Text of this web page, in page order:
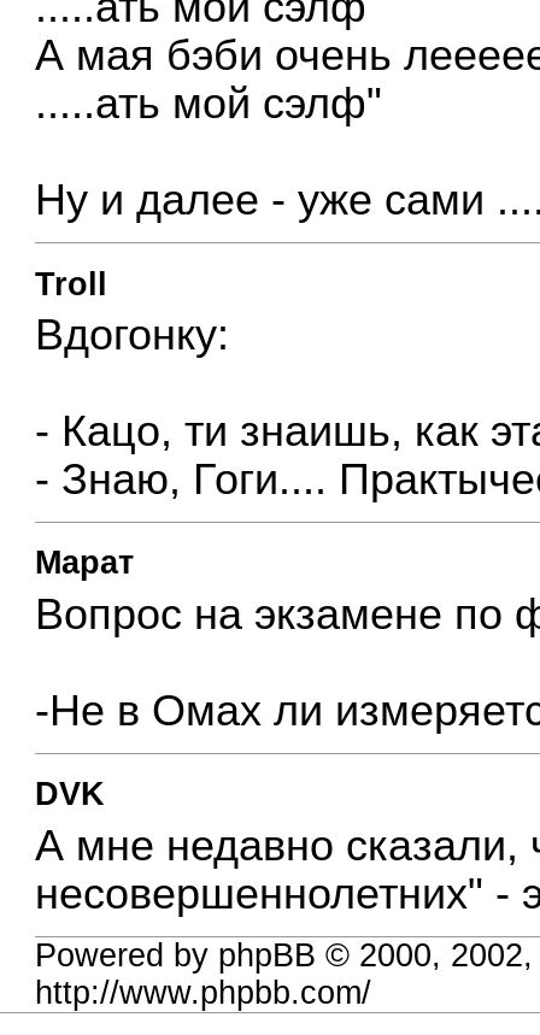
А мая бэби очень
.....ать мой сэлф"
Ну и далее - уже сами
Troll
Вдогонку:
- Кацо, ти знаишь, как
- Знаю, Гоги....
Марат
Вопрос на экзамене по
-Не в Омах ли
DVK
А мне недавно сказали,
несовершеннолетних" -
Powered by phpBB © 2000,
http://www.phpbb.com/